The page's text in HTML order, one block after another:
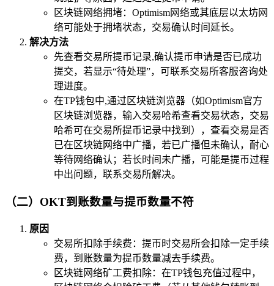
区块链网络拥堵：Optimism网络或其底层以太坊网
络可能处于拥堵状态，交易确认时间延长。
解决方法
先查看交易所提币记录,确认提币申请是否已成功
提交，若显示“待处理”，可联系交易所客服咨询处
理进度。
在TP钱包中,通过区块链浏览器（如Optimism官方
区块链浏览器，输入交易哈希查看交易状态，交易
哈希可在交易所提币记录中找到），查看交易是否
已在区块链网络中广播，若已广播但未确认，耐心
等待网络确认；若长时间未广播，可能是提币过程
中出问题，联系交易所解决。
（二）OKT到账数量与提币数量不符
原因
交易所扣除手续费：提币时交易所会扣除一定手续
费，到账数量为提币数量减去手续费。
区块链网络矿工费扣除：在TP钱包充值过程中，